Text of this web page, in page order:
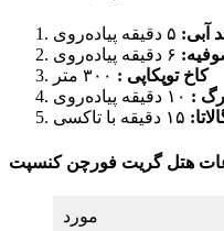
آبی:
کاخ توپکاپی :
:
هتل گریت فورچن کنسپت
مورد